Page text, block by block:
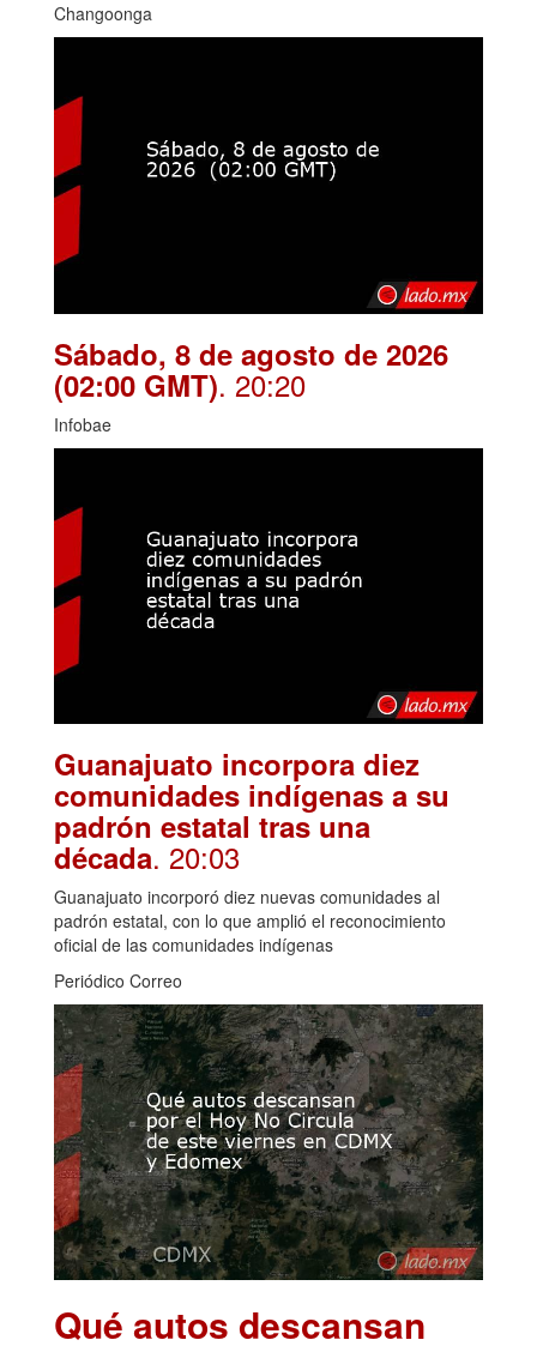
Changoonga
Sábado, 8 de agosto de 2026
(02:00 GMT). 20:20
Infobae
Guanajuato incorpora diez
comunidades indígenas a su
padrón estatal tras una
década. 20:03
Guanajuato incorporó diez nuevas comunidades al
padrón estatal, con lo que amplió el reconocimiento
oficial de las comunidades indígenas
Periódico Correo
Qué autos descansan